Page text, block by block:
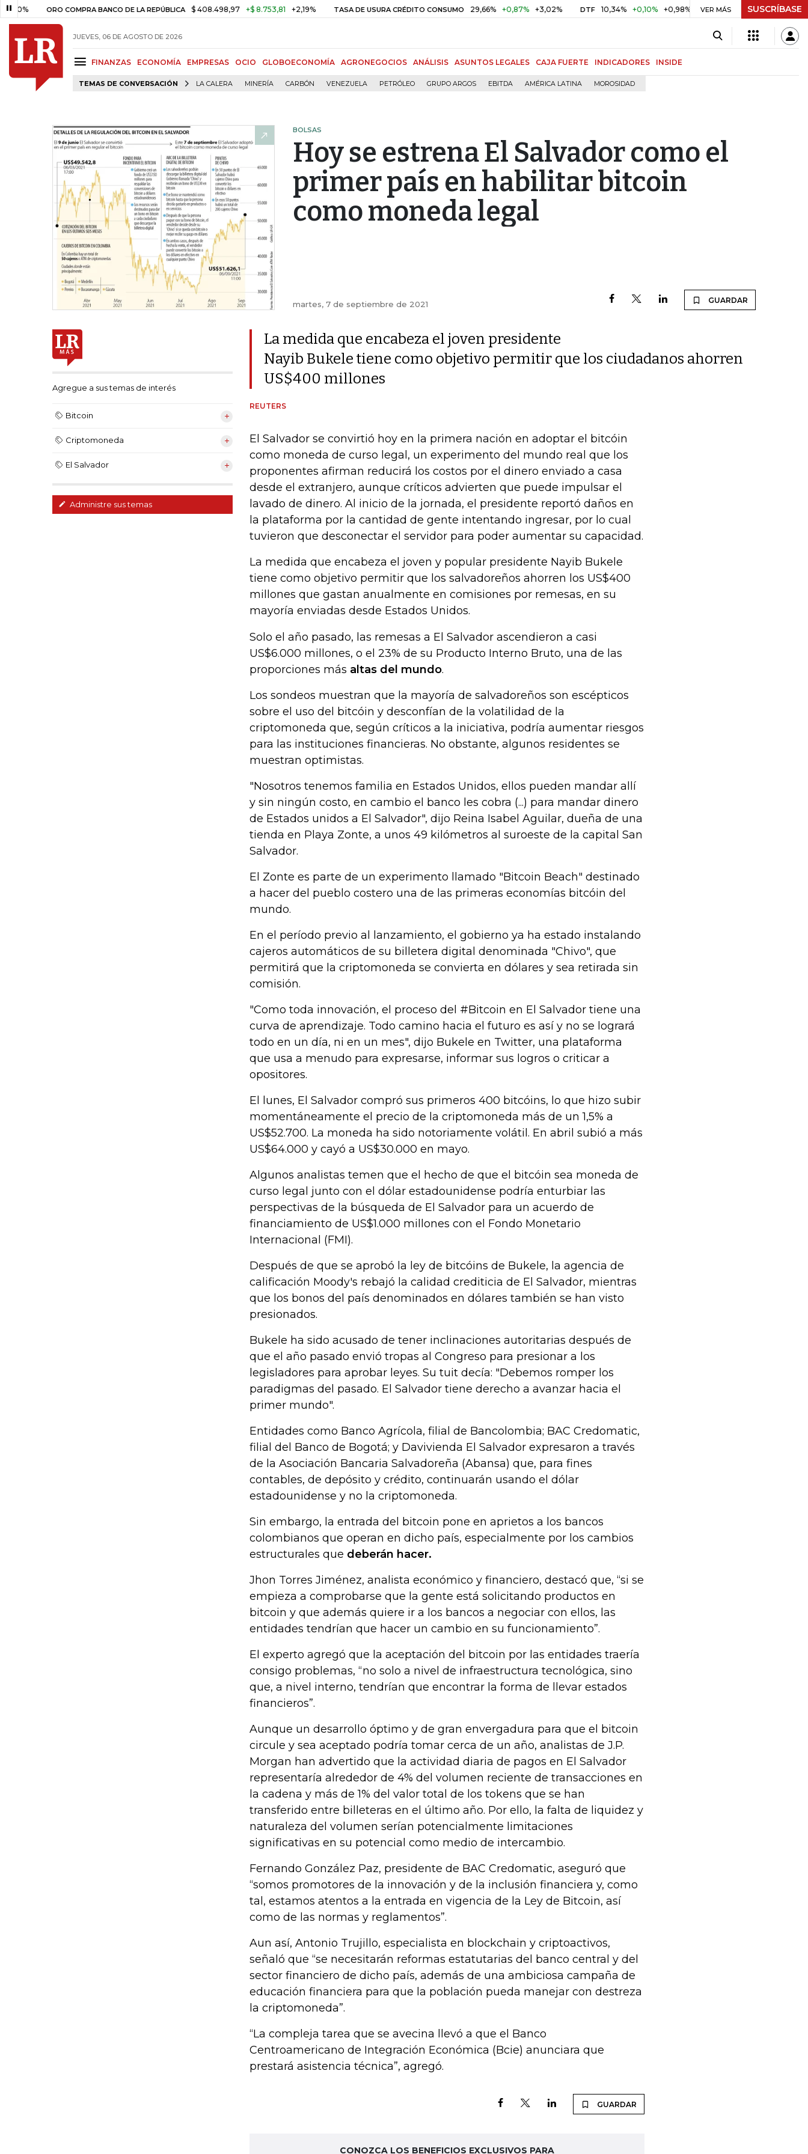
ORO COMPRA BANCO DE LA REPÚBLICA $ 408.498,97 +$ 8.753,81 +2,19% TASA DE USURA CRÉDITO CONSUMO 29,66% +0,87% +3,02% DTF 10,34% +0,10% +0,98% UVR $ 416,91 +$ 0,05 +0,01%
VER MÁS SUSCRÍBASE
JUEVES, 06 DE AGOSTO DE 2026
FINANZAS ECONOMÍA EMPRESAS OCIO GLOBOECONOMÍA AGRONEGOCIOS ANÁLISIS ASUNTOS LEGALES CAJA FUERTE INDICADORES INSIDE
TEMAS DE CONVERSACIÓN LA CALERA MINERÍA CARBÓN VENEZUELA PETRÓLEO GRUPO ARGOS EBITDA AMÉRICA LATINA MOROSIDAD
BOLSAS
Hoy se estrena El Salvador como el
primer país en habilitar bitcoin
como moneda legal
martes, 7 de septiembre de 2021 GUARDAR
Agregue a sus temas de interés
Bitcoin
Criptomoneda
El Salvador
Administre sus temas
La medida que encabeza el joven presidente
Nayib Bukele tiene como objetivo permitir que los ciudadanos ahorren
US$400 millones
REUTERS
El Salvador se convirtió hoy en la primera nación en adoptar el bitcóin
como moneda de curso legal, un experimento del mundo real que los
proponentes afirman reducirá los costos por el dinero enviado a casa
desde el extranjero, aunque críticos advierten que puede impulsar el
lavado de dinero. Al inicio de la jornada, el presidente reportó daños en
la plataforma por la cantidad de gente intentando ingresar, por lo cual
tuvieron que desconectar el servidor para poder aumentar su capacidad.
La medida que encabeza el joven y popular presidente Nayib Bukele
tiene como objetivo permitir que los salvadoreños ahorren los US$400
millones que gastan anualmente en comisiones por remesas, en su
mayoría enviadas desde Estados Unidos.
Solo el año pasado, las remesas a El Salvador ascendieron a casi
US$6.000 millones, o el 23% de su Producto Interno Bruto, una de las
proporciones más altas del mundo.
Los sondeos muestran que la mayoría de salvadoreños son escépticos
sobre el uso del bitcóin y desconfían de la volatilidad de la
criptomoneda que, según críticos a la iniciativa, podría aumentar riesgos
para las instituciones financieras. No obstante, algunos residentes se
muestran optimistas.
"Nosotros tenemos familia en Estados Unidos, ellos pueden mandar allí
y sin ningún costo, en cambio el banco les cobra (...) para mandar dinero
de Estados unidos a El Salvador", dijo Reina Isabel Aguilar, dueña de una
tienda en Playa Zonte, a unos 49 kilómetros al suroeste de la capital San
Salvador.
El Zonte es parte de un experimento llamado "Bitcoin Beach" destinado
a hacer del pueblo costero una de las primeras economías bitcóin del
mundo.
En el período previo al lanzamiento, el gobierno ya ha estado instalando
cajeros automáticos de su billetera digital denominada "Chivo", que
permitirá que la criptomoneda se convierta en dólares y sea retirada sin
comisión.
"Como toda innovación, el proceso del #Bitcoin en El Salvador tiene una
curva de aprendizaje. Todo camino hacia el futuro es así y no se logrará
todo en un día, ni en un mes", dijo Bukele en Twitter, una plataforma
que usa a menudo para expresarse, informar sus logros o criticar a
opositores.
El lunes, El Salvador compró sus primeros 400 bitcóins, lo que hizo subir
momentáneamente el precio de la criptomoneda más de un 1,5% a
US$52.700. La moneda ha sido notoriamente volátil. En abril subió a más
US$64.000 y cayó a US$30.000 en mayo.
Algunos analistas temen que el hecho de que el bitcóin sea moneda de
curso legal junto con el dólar estadounidense podría enturbiar las
perspectivas de la búsqueda de El Salvador para un acuerdo de
financiamiento de US$1.000 millones con el Fondo Monetario
Internacional (FMI).
Después de que se aprobó la ley de bitcóins de Bukele, la agencia de
calificación Moody's rebajó la calidad crediticia de El Salvador, mientras
que los bonos del país denominados en dólares también se han visto
presionados.
Bukele ha sido acusado de tener inclinaciones autoritarias después de
que el año pasado envió tropas al Congreso para presionar a los
legisladores para aprobar leyes. Su tuit decía: "Debemos romper los
paradigmas del pasado. El Salvador tiene derecho a avanzar hacia el
primer mundo".
Entidades como Banco Agrícola, filial de Bancolombia; BAC Credomatic,
filial del Banco de Bogotá; y Davivienda El Salvador expresaron a través
de la Asociación Bancaria Salvadoreña (Abansa) que, para fines
contables, de depósito y crédito, continuarán usando el dólar
estadounidense y no la criptomoneda.
Sin embargo, la entrada del bitcoin pone en aprietos a los bancos
colombianos que operan en dicho país, especialmente por los cambios
estructurales que deberán hacer.
Jhon Torres Jiménez, analista económico y financiero, destacó que, “si se
empieza a comprobarse que la gente está solicitando productos en
bitcoin y que además quiere ir a los bancos a negociar con ellos, las
entidades tendrían que hacer un cambio en su funcionamiento”.
El experto agregó que la aceptación del bitcoin por las entidades traería
consigo problemas, “no solo a nivel de infraestructura tecnológica, sino
que, a nivel interno, tendrían que encontrar la forma de llevar estados
financieros”.
Aunque un desarrollo óptimo y de gran envergadura para que el bitcoin
circule y sea aceptado podría tomar cerca de un año, analistas de J.P.
Morgan han advertido que la actividad diaria de pagos en El Salvador
representaría alrededor de 4% del volumen reciente de transacciones en
la cadena y más de 1% del valor total de los tokens que se han
transferido entre billeteras en el último año. Por ello, la falta de liquidez y
naturaleza del volumen serían potencialmente limitaciones
significativas en su potencial como medio de intercambio.
Fernando González Paz, presidente de BAC Credomatic, aseguró que
“somos promotores de la innovación y de la inclusión financiera y, como
tal, estamos atentos a la entrada en vigencia de la Ley de Bitcoin, así
como de las normas y reglamentos”.
Aun así, Antonio Trujillo, especialista en blockchain y criptoactivos,
señaló que “se necesitarán reformas estatutarias del banco central y del
sector financiero de dicho país, además de una ambiciosa campaña de
educación financiera para que la población pueda manejar con destreza
la criptomoneda”.
“La compleja tarea que se avecina llevó a que el Banco
Centroamericano de Integración Económica (Bcie) anunciara que
prestará asistencia técnica”, agregó.
GUARDAR
CONOZCA LOS BENEFICIOS EXCLUSIVOS PARA